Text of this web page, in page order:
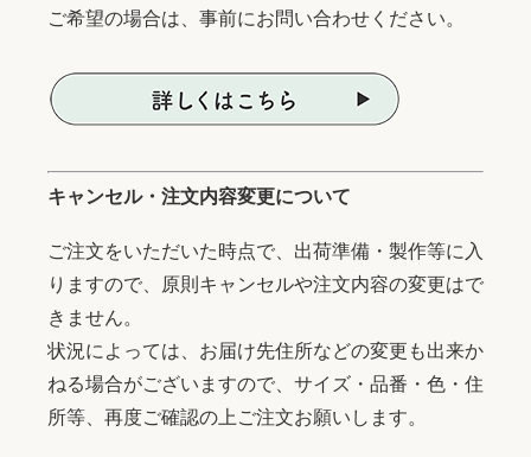
ご希望の場合は、事前にお問い合わせください。
キャンセル・注文内容変更について
ご注文をいただいた時点で、出荷準備・製作等に入
りますので、原則キャンセルや注文内容の変更はで
きません。
状況によっては、お届け先住所などの変更も出来か
ねる場合がございますので、サイズ・品番・色・住
所等、再度ご確認の上ご注文お願いします。